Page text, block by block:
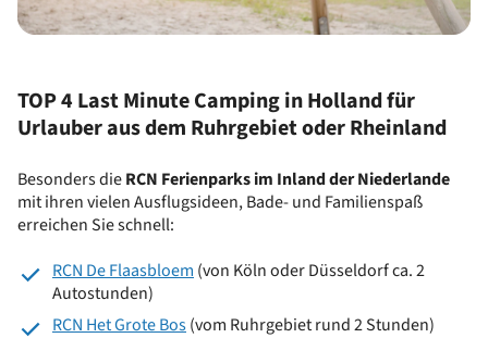
TOP 4 Last Minute Camping in Holland für
Urlauber aus dem Ruhrgebiet oder Rheinland
Besonders dieRCN Ferienparks im Inland der Niederlande
mit ihren vielen Ausflugsideen, Bade- und Familienspaß
erreichen Sie schnell:
RCN De Flaasbloem (von Köln oder Düsseldorf ca. 2
Autostunden)
RCN Het Grote Bos(vom Ruhrgebiet rund 2 Stunden)